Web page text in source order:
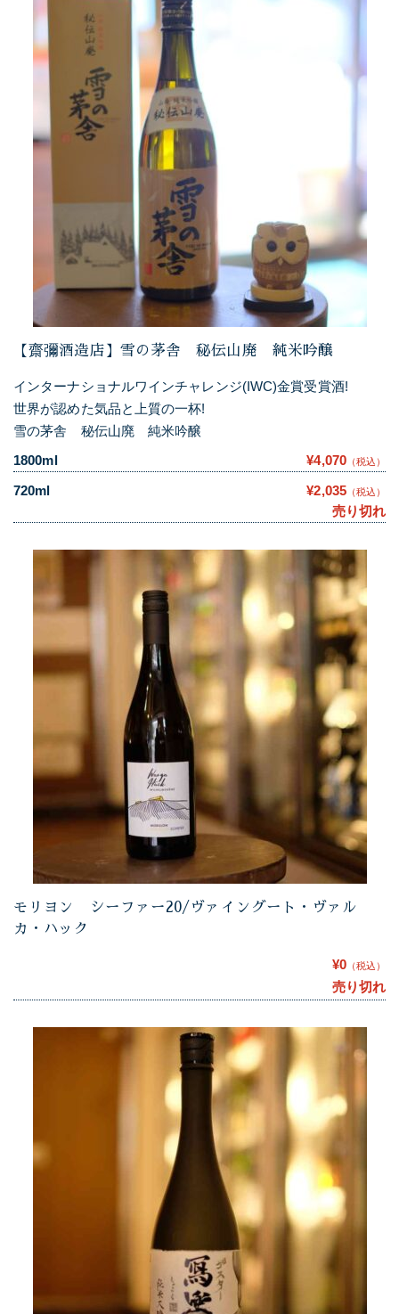
【齋彌酒造店】雪の茅舎 秘伝山廃 純米吟醸
インターナショナルワインチャレンジ(IWC)金賞受賞酒!
世界が認めた気品と上質の一杯!
雪の茅舎 秘伝山廃 純米吟醸
1800ml
¥4,070 （税込）
720ml ¥2,035 （税込）
売り切れ
モリヨン シーファー20/ヴァイングート・ヴァル
カ・ハック
¥0 （税込）
売り切れ